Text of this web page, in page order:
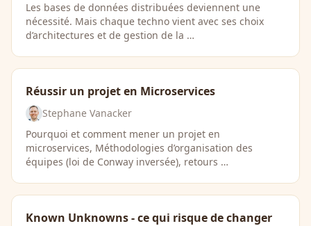
Les bases de données distribuées deviennent une
nécessité. Mais chaque techno vient avec ses choix
d’architectures et de gestion de la …
Réussir un projet en Microservices
Stephane Vanacker
Pourquoi et comment mener un projet en
microservices, Méthodologies d’organisation des
équipes (loi de Conway inversée), retours …
Known Unknowns - ce qui risque de changer